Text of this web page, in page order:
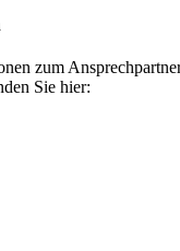
zum
Sie hier: